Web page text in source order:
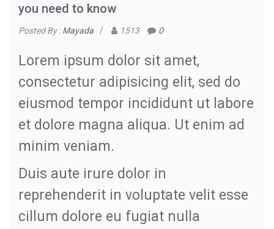
you need to know
Posted By :Mayada / 1513 0
Lorem ipsum dolor sit amet,
consectetur adipisicing elit, sed do
eiusmod tempor incididunt ut labore
et dolore magna aliqua. Ut enim ad
minim veniam.
Duis aute irure dolor in
reprehenderit in voluptate velit esse
cillum dolore eu fugiat nulla